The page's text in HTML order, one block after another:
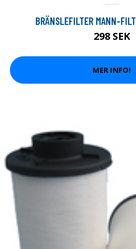
BRÄNSLEFILTER MANN-
298 SEK
MER INFO!